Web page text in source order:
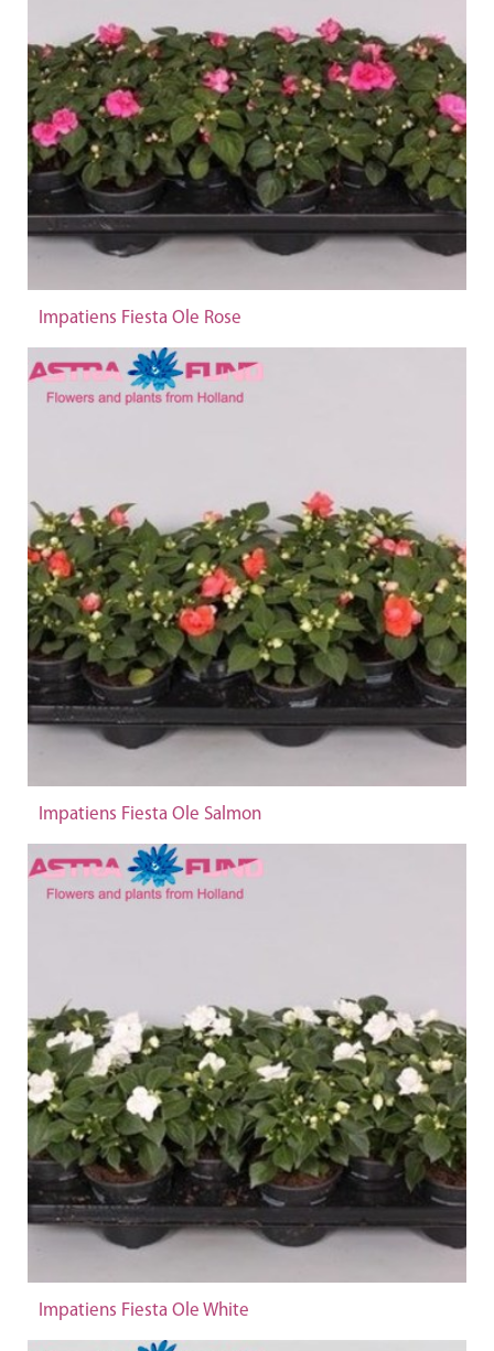
Impatiens Fiesta Ole Rose
Impatiens Fiesta Ole Salmon
Impatiens Fiesta Ole White